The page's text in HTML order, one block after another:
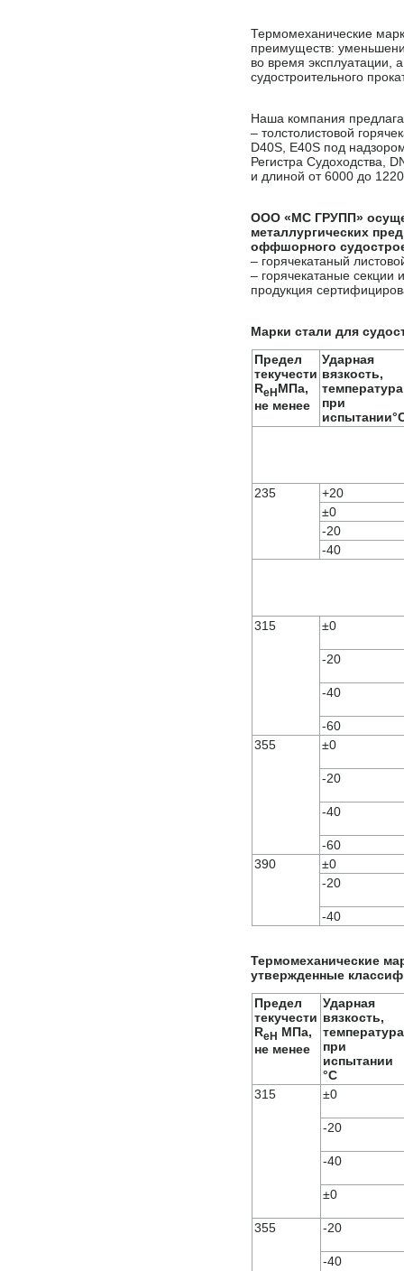
Термомеханические
преимуществ:
во время эксплуатации,
судостроительного
Наша компания
– толстолистовой
D40S, Е40S под
Регистра Судоходства,
и длиной от 6000 до
ООО «МС ГРУПП»
металлургических
оффшорного
– горячекатаный
– горячекатаные секции
продукция
Марки стали для
Предел
текучести
ReHМПа,
не менее
Ударная
вязкость,
температура
при
235
+20
±0
-20
-40
315 ±0
-20
-40
-60
355
±0
-20
-40
-60
390
±0
-20
-40
Термомеханические
утвержденные
Предел
текучести
ReH МПа,
не менее
Ударная
вязкость,
температура
при
испытании
°C
315
±0
-20
-40
±0
355 -20
-40